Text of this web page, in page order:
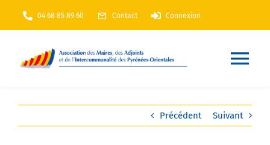
Passer
au
04 68 85 89 60 Contact Connexion
à
Accueil
Précédent Suivant